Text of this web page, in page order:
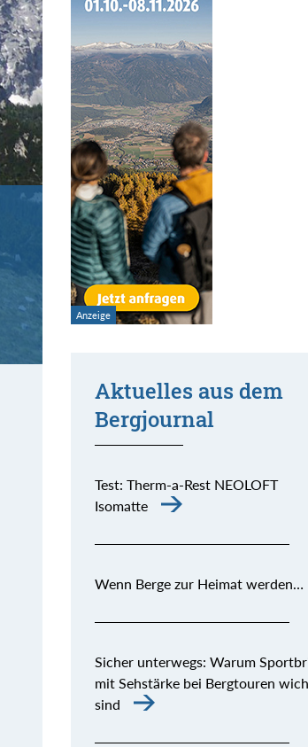
Aktuelles aus dem
Bergjournal
Test: Therm-a-Rest NEOLOFT
Isomatte
Wenn Berge zur Heimat werden…
Sicher unterwegs: Warum
mit Sehstärke bei Bergtouren
sind